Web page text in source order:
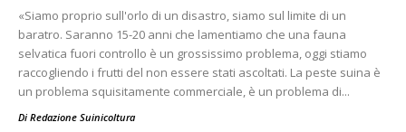
«Siamo proprio sull'orlo di un disastro, siamo sul limite di un
baratro. Saranno 15-20 anni che lamentiamo che una fauna
selvatica fuori controllo è un grossissimo problema, oggi stiamo
raccogliendo i frutti del non essere stati ascoltati. La peste suina è
un problema squisitamente commerciale, è un problema di...
Di Redazione Suinicoltura